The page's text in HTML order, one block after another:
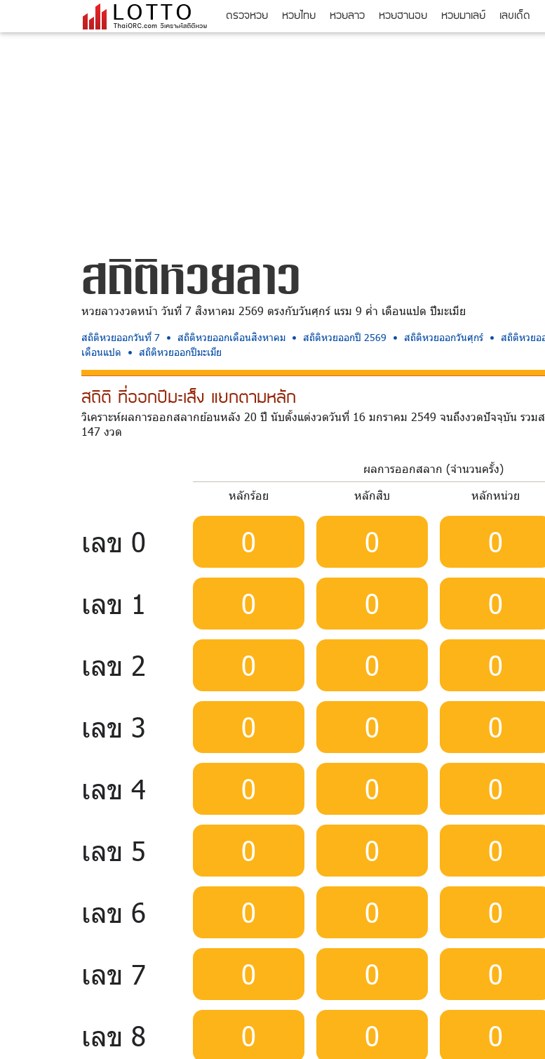
ตรวจหวย หวยไทย หวยลาว หวยฮานอย หวยมาเลย์ เลขเด็ด
สถิติหวยลาว
หวยลาวงวดหน้า วันที่ 7 สิงหาคม 2569 ตรงกับวันศุกร์ แรม 9 ค่ำ เดือนแปด ปีมะเมีย
สถิติหวยออกวันที่ 7 สถิติหวยออกเดือนสิงหาคม สถิติหวยออกปี 2569 สถิติหวยออกวันศุกร์ สถิติหวยอ
เดือนแปด
สถิติหวยออกปีมะเมีย
สถิติ ที่ออกปีมะเส็ง แยกตามหลัก
วิเคราะห์ผลการออกสลากย้อนหลัง 20 ปี นับตั้งแต่งวดวันที่ 16 มกราคม 2549 จนถึงงวดปัจจุบัน รวม
147 งวด
ผลการออกสลาก (จำนวนครั้ง)
หลักร้อย
หลักสิบ หลักหน่วย
เลข 0 0 0 0
เลข 1
0 0 0
เลข 2
0 0 0
เลข 3
0 0 0
เลข 4
0 0 0
เลข 5
0 0 0
เลข 6
0 0 0
เลข 7
0 0 0
เลข 8
0 0 0